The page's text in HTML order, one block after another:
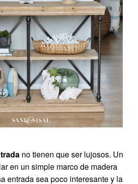
no tienen que ser lujosos. Un
en un simple marco de madera
entrada sea poco interesante y la